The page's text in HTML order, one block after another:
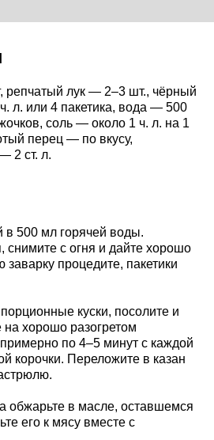
репчатый лук — 2–3 шт., чёрный
л. или 4 пакетика, вода — 500
соль — около 1 ч. л. на 1
перец — по вкусу,
2 ст. л.
в 500 мл горячей воды.
снимите с огня и дайте хорошо
заварку процедите, пакетики
куски, посолите и
хорошо разогретом
по 4–5 минут с каждой
корочки. Переложите в казан
обжарьте в масле, оставшемся
его к мясу вместе с